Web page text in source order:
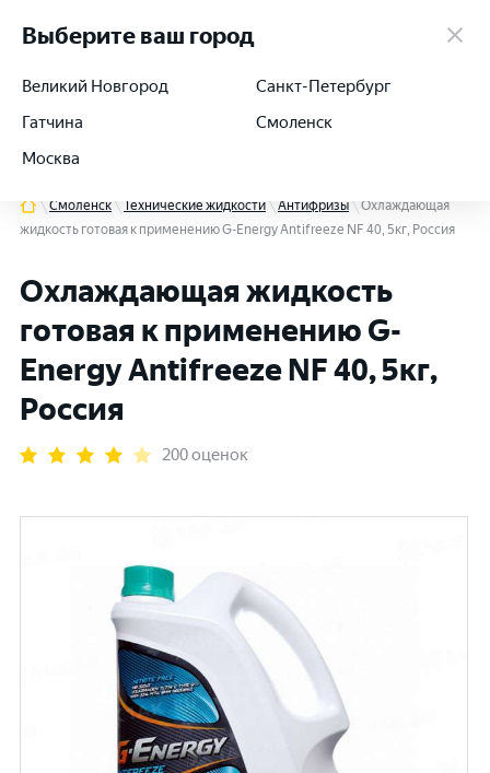
+7 (812) 564-54-91
Смоленск Технические жидкости Антифризы
Охлаждающая
жидкость готовая к применению G-Energy Antifreeze NF 40, 5кг, Россия
Охлаждающая жидкость
готовая к применению G-
Energy Antifreeze NF 40, 5кг,
Россия
200 оценок
Выберите ваш город
Великий Новгород
Гатчина
Москва
Санкт-Петербург
Смоленск